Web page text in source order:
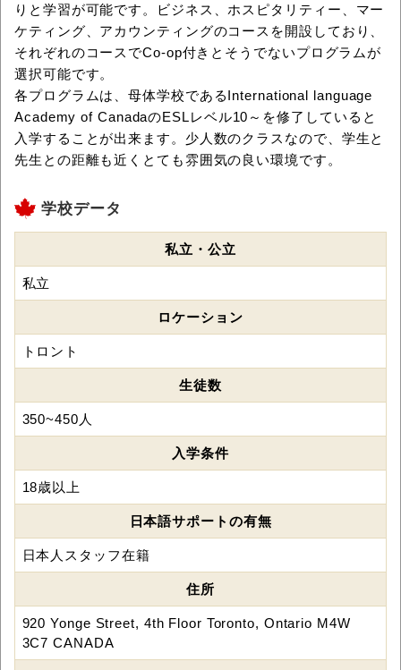
りと学習が可能です。ビジネス、ホスピタリティー、マー
ケティング、アカウンティングのコースを開設しており、
それぞれのコースでCo-op付きとそうでないプログラムが
選択可能です。
各プログラムは、母体学校であるInternational language
Academy of CanadaのESLレベル10～を修了していると
入学することが出来ます。少人数のクラスなので、学生と
先生との距離も近くとても雰囲気の良い環境です。
学校データ
私立・公立
私立
ロケーション
トロント
生徒数
350~450人
入学条件
18歳以上
日本語サポートの有無
日本人スタッフ在籍
住所
920 Yonge Street, 4th Floor Toronto, Ontario M4W
3C7 CANADA